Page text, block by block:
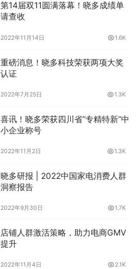
第14届双11圆满落幕！晓多成绩单
请查收
2022年11月14日 1.6K
重磅消息！晓多科技荣获两项大奖
认证
2022年7月25日 1.3K
喜讯！晓多荣获四川省“专精特新”中
小企业称号
2022年11月2日 1.3K
晓多研报 | 2022中国家电消费人群
洞察报告
2022年9月30日 1.7K
店铺人群激活策略，助力电商GMV
提升
2022年11月4日 2.1K